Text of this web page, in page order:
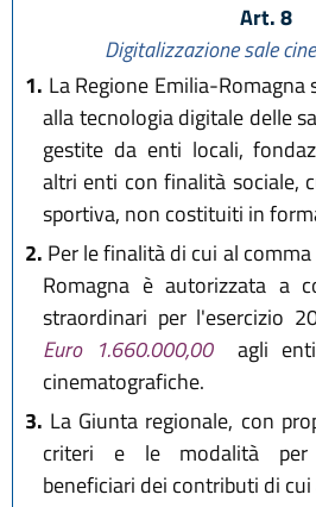
Art. 8
Digitalizzazione sale
1. La Regione Emilia-Romagna
alla tecnologia digitale delle
gestite da enti locali,
altri enti con finalità sociale,
sportiva, non costituiti in
2. Per le finalità di cui al
Romagna è autorizzata a
straordinari per l'esercizio
Euro 1.660.000,00
agli
cinematografiche.
3. La Giunta regionale, con
criteri e le modalità per
beneficiari dei contributi di